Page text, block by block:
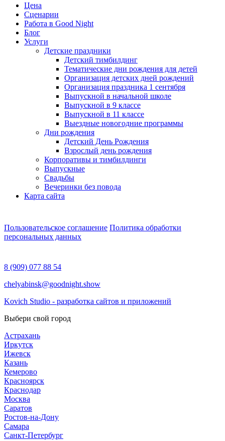
Цена
Сценарии
Работа в Good Night
Блог
Услуги
Детские праздники
Детский тимбилдинг
Тематические дни рождения для детей
Организация детских дней рождений
Организация праздника 1 сентября
Выпускной в начальной школе
Выпускной в 9 классе
Выпускной в 11 классе
Выездные новогодние программы
Дни рождения
Детский День Рождения
Взрослый день рождения
Корпоративы и тимбилдинги
Выпускные
Свадьбы
Вечеринки без повода
Карта сайта
Пользовательское соглашение Политика обработки
персональных данных
8 (909) 077 88 54
chelyabinsk@goodnight.show
Kovich Studio - разработка сайтов и приложений
Выбери свой город
Астрахань
Иркутск
Ижевск
Казань
Кемерово
Красноярск
Краснодар
Москва
Саратов
Ростов-на-Дону
Самара
Санкт-Петербург